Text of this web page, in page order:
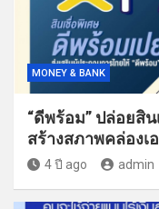
MONEY & BANK
“ดีพร้อม” ปล่อยสิน
สร้างสภาพคล่องเ
4 ปี ago admin